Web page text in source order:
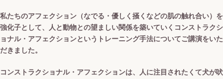
私たちのアフェクション（なでる・優しく掻くなどの肌の触れ合い）を
強化子として、人と動物との望ましい関係を築いていくコンストラクシ
ョナル・アフェクションというトレーニング手法についてご講演をいた
だきました。
コンストラクショナル・アフェクションは、人に注目されたくて犬が吠